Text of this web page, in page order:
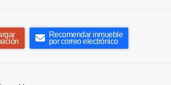
Recomendar inmueble
por correo electrónico